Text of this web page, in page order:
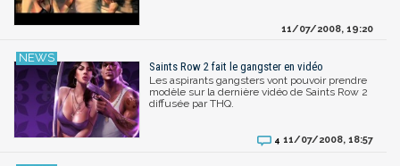
11/07/2008, 19:20
Saints Row 2 fait le gangster en vidéo
Les aspirants gangsters vont pouvoir prendre
modèle sur la dernière vidéo de Saints Row 2
diffusée par THQ.
4 11/07/2008, 18:57